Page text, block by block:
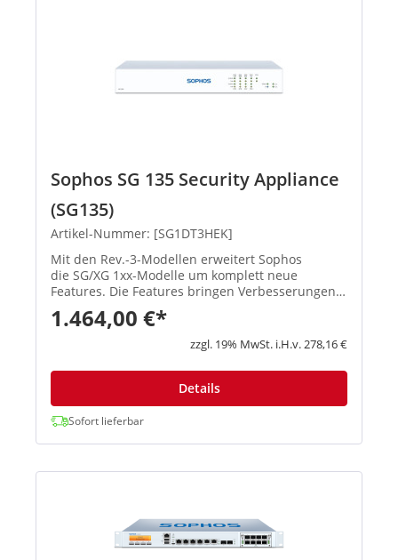
Sophos SG 135 Security Appliance
(SG135)
Artikel-Nummer: [SG1DT3HEK]
Mit den Rev.-3-Modellen erweitert Sophos
die SG/XG 1xx-Modelle um komplett neue
Features. Die Features bringen Verbesserungen
in den Schwerpunktbereichen Konnektivität,
Flexibilität, Zuverlässigkeit und Performa...
1.464,00 €*
zzgl. 19% MwSt. i.H.v. 278,16 €
Details
Sofort lieferbar